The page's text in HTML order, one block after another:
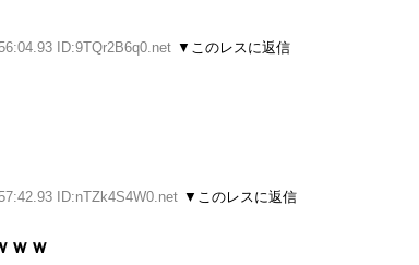
ID:9TQr2B6q0.net ▼このレスに返信
ID:nTZk4S4W0.net ▼このレスに返信
ｗｗ